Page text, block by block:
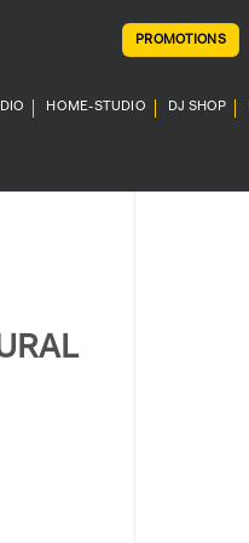
PROMOTIONS
HOME-STUDIO DJ SHOP